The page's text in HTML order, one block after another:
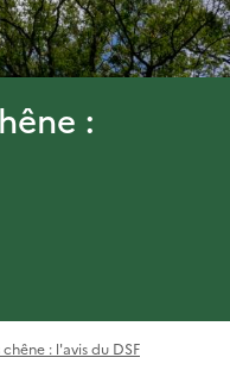
:
: l'avis du DSF